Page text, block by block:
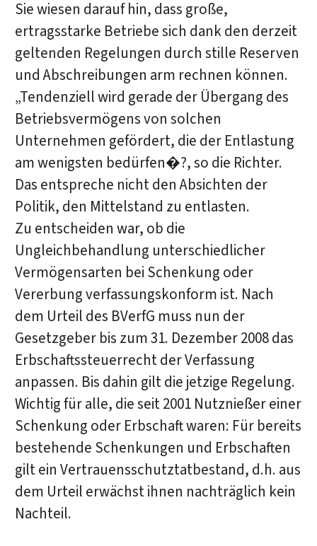
Sie wiesen darauf hin, dass große,
ertragsstarke Betriebe sich dank den derzeit
geltenden Regelungen durch stille Reserven
und Abschreibungen arm rechnen können.
„Tendenziell wird gerade der Übergang des
Betriebsvermögens von solchen
Unternehmen gefördert, die der Entlastung
am wenigsten bedürfen�?, so die Richter.
Das entspreche nicht den Absichten der
Politik, den Mittelstand zu entlasten.
Zu entscheiden war, ob die
Ungleichbehandlung unterschiedlicher
Vermögensarten bei Schenkung oder
Vererbung verfassungskonform ist. Nach
dem Urteil des BVerfG muss nun der
Gesetzgeber bis zum 31. Dezember 2008 das
Erbschaftssteuerrecht der Verfassung
anpassen. Bis dahin gilt die jetzige Regelung.
Wichtig für alle, die seit 2001 Nutznießer einer
Schenkung oder Erbschaft waren: Für bereits
bestehende Schenkungen und Erbschaften
gilt ein Vertrauensschutztatbestand, d.h. aus
dem Urteil erwächst ihnen nachträglich kein
Nachteil.